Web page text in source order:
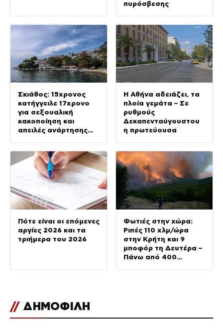
πυρόσβεσης
Σκιάθος: 15χρονος
κατήγγειλε 17χρονο
για σεξουαλική
κακοποίηση και
απειλές ανάρτησης
Η Αθήνα αδειάζει, τα
πλοία γεμάτα – Σε
ρυθμούς
Δεκαπενταύγουστου
η πρωτεύουσα
Πότε είναι οι επόμενες
αργίες 2026 και τα
τριήμερα του 2026
Φωτιές στην χώρα:
Ριπές 110 χλμ/ώρα
στην Κρήτη και 9
μποφόρ τη Δευτέρα –
Πάνω από 400
// ΔΗΜΟΦΙΛΗ